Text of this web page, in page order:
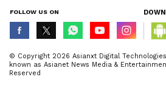
FOLLOW US ON
© Copyright 2026 Asianxt Digital
known as Asianet News Media &
Reserved